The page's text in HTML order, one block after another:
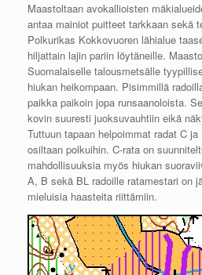
Maastoltaan avokallioisten
antaa mainiot puitteet tarkkaan sekä
Polkurikas Kokkovuoren lähialue
hiljattain lajin pariin löytäneille.
Suomalaiselle talousmetsälle
hiukan heikompaan. Pisimmillä
paikka paikoin jopa runsaanoloista.
kovin suuresti juoksuvauhtiin eikä
Tuttuun tapaan helpoimmat radat C
osiltaan polkuihin. C-rata on
mahdollisuuksia myös hiukan
A, B sekä BL radoille ratamestari on
mieluisia haasteita riittämiin.